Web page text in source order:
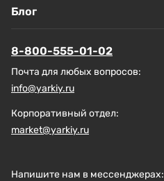
Блог
8-800-555-01-02
Почта для любых вопросов:
info@yarkiy.ru
Корпоративный отдел:
market@yarkiy.ru
Напишите нам в мессенджерах: